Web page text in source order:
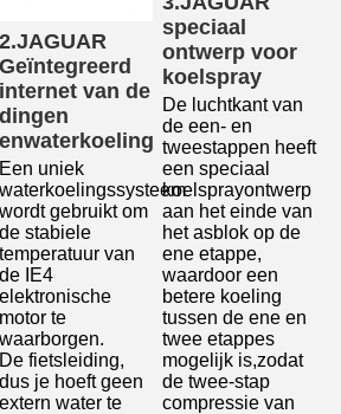
bericht achter
je snel terug!
2.JAGUAR
Geïntegreerd
internet van de
dingen
waterkoeling
Een uniek
waterkoelingssysteem
wordt gebruikt om
de stabiele
temperatuur van
de IE4
elektronische
motor te
waarborgen.
De fietsleiding,
dus je hoeft geen
extern water te
speciaal
ontwerp voor
koelspray
De luchtkant van
de een- en
tweestappen heeft
een speciaal
koelsprayontwerp
aan het einde van
het asblok op de
ene etappe,
waardoor een
betere koeling
tussen de ene en
twee etappes
mogelijk is,zodat
de twee-stap
compressie van